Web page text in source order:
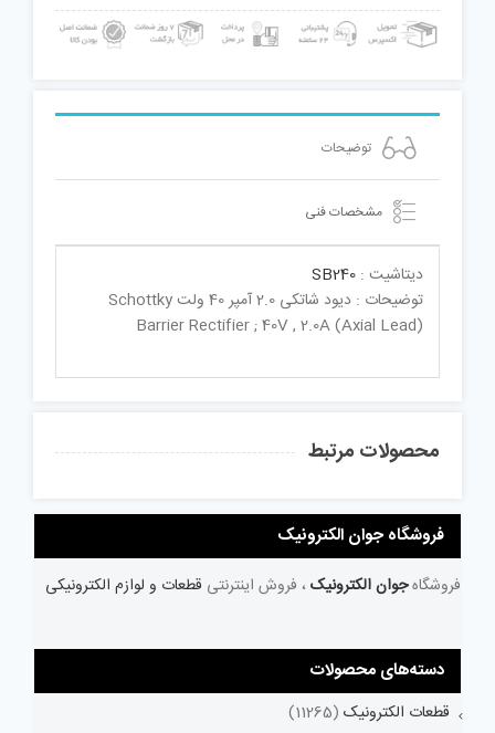
توضیحات
مشخصات فنی
دیتاشیت : SB240
توضیحات : دیود شاتکی 2.0 آمپر 40 ولت Schottky
Barrier Rectifier ; 40V , 2.0A (Axial Lead)
محصولات مرتبط
فروشگاه جوان الکترونیک
فروشگاهجوان الکترونیک ، فروش اینترنتی قطعات و لوازم الکترونیکی
دسته‌های محصولات
قطعات الکترونیک (11265)